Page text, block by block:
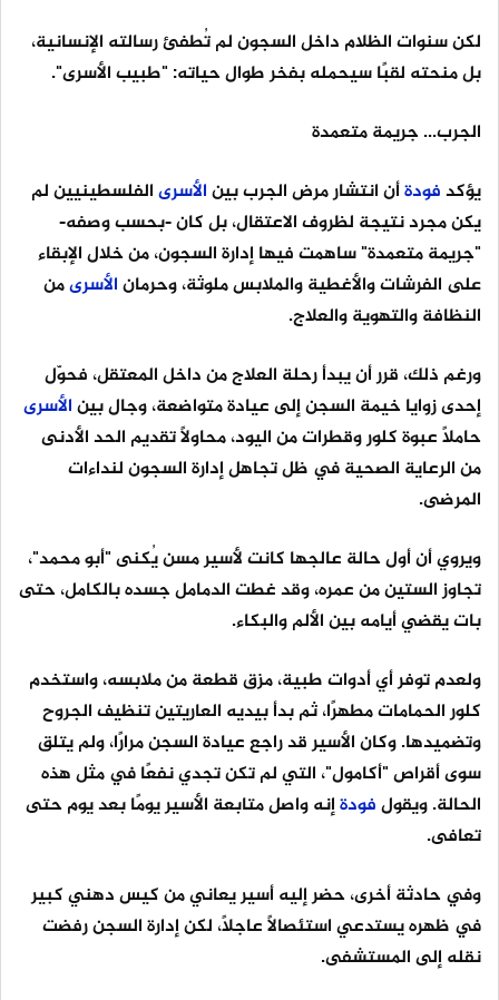
لكن سنوات الظلام داخل السجون لم تُطفئ رسالته الإنسانية،
بل منحته لقبًا سيحمله بفخر طوال حياته: "طبيب الأسرى".
الجرب... جريمة متعمدة
يؤكدفودةأن انتشار مرض الجرب بينالأسرىالفلسطينيين لم
يكن مجرد نتيجة لظروف الاعتقال، بل كان -بحسب وصفه-
"جريمة متعمدة" ساهمت فيها إدارة السجون، من خلال الإبقاء
على الفرشات والأغطية والملابس ملوثة، وحرمانالأسرىمن
النظافة والتهوية والعلاج.
ورغم ذلك، قرر أن يبدأ رحلة العلاج من داخل المعتقل، فحوّل
إحدى زوايا خيمة السجن إلى عيادة متواضعة، وجال بينالأسرى
حاملًا عبوة كلور وقطرات من اليود، محاولًا تقديم الحد الأدنى
من الرعاية الصحية في ظل تجاهل إدارة السجون لنداءات
المرضى.
ويروي أن أول حالة عالجها كانت لأسير مسن يُكنى "أبو محمد"،
تجاوز الستين من عمره، وقد غطت الدمامل جسده بالكامل، حتى
بات يقضي أيامه بين الألم والبكاء.
ولعدم توفر أي أدوات طبية، مزق قطعة من ملابسه، واستخدم
كلور الحمامات مطهرًا، ثم بدأ بيديه العاريتين تنظيف الجروح
وتضميدها. وكان الأسير قد راجع عيادة السجن مرارًا، ولم يتلق
سوى أقراص "أكامول"، التي لم تكن تجدي نفعًا في مثل هذه
الحالة. ويقولفودةإنه واصل متابعة الأسير يومًا بعد يوم حتى
تعافى.
وفي حادثة أخرى، حضر إليه أسير يعاني من كيس دهني كبير
في ظهره يستدعي استئصالًا عاجلًا، لكن إدارة السجن رفضت
نقله إلى المستشفى.